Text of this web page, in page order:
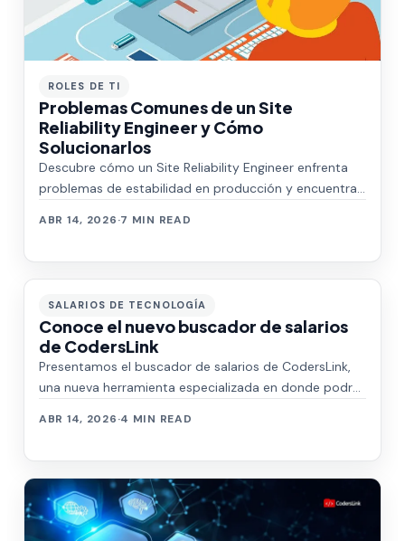
ROLES DE TI
Problemas Comunes de un Site
Reliability Engineer y Cómo
Solucionarlos
Descubre cómo un Site Reliability Engineer enfrenta
problemas de estabilidad en producción y encuentra
ABR 14, 2026·7 MIN READ
SALARIOS DE TECNOLOGÍA
Conoce el nuevo buscador de salarios
de CodersLink
Presentamos el buscador de salarios de CodersLink,
una nueva herramienta especializada en donde podrás
ABR 14, 2026·4 MIN READ